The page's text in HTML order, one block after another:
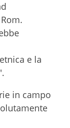
e la
in campo